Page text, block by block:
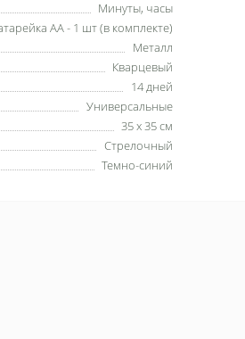
Минуты, часы
АА - 1 шт (в комплекте)
Металл
Кварцевый
14 дней
Универсальные
35 х 35 см
Стрелочный
Темно-синий